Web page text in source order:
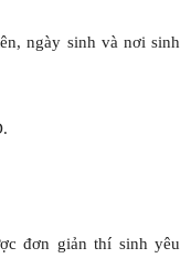
ngày sinh và nơi sinh
đơn giản thí sinh yêu